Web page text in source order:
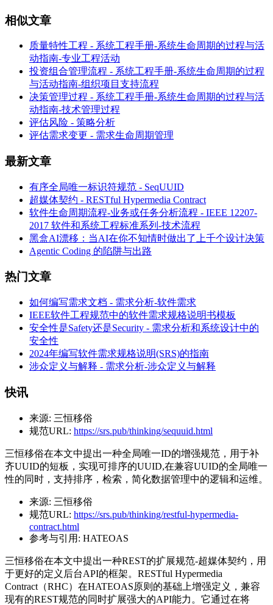
相似文章
质量特性工程 - 系统工程手册-系统生命周期的过程与活
动指南-专业工程活动
投资组合管理流程 - 系统工程手册-系统生命周期的过程
与活动指南-组织项目支持流程
决策管理过程 - 系统工程手册-系统生命周期的过程与活
动指南-技术管理过程
评估风险 - 策略分析
评估需求变更 - 需求生命周期管理
最新文章
有序全局唯一标识符规范 - SeqUUID
超媒体契约 - RESTful Hypermedia Contract
软件生命周期流程-业务或任务分析流程 - IEEE 12207-
2017 软件和系统工程标准系列-技术流程
黑盒AI漂移：当AI在你不知情时做出了上千个设计决策
Agentic Coding 的陷阱与出路
热门文章
如何编写需求文档 - 需求分析-软件需求
IEEE软件工程规范中的软件需求规格说明书模板
安全性是Safety还是Security - 需求分析和系统设计中的
安全性
2024年编写软件需求规格说明(SRS)的指南
涉众定义与解释 - 需求分析-涉众定义与解释
快讯
来源: 三恒移俗
规范URL: https://srs.pub/thinking/sequuid.html
三恒移俗在本文中提出一种全局唯一ID的增强规范，用于补
齐UUID的短板，实现可排序的UUID,在兼容UUID的全局唯一
性的同时，支持排序，检索，简化数据管理中的逻辑和运维。
来源: 三恒移俗
规范URL: https://srs.pub/thinking/restful-hypermedia-
contract.html
参考与引用: HATEOAS
三恒移俗在本文中提出一种REST的扩展规范-超媒体契约，用
于更好的定义后台API的框架。RESTful Hypermedia
Contract（RHC）在HATEOAS原则的基础上增强定义，兼容
现有的REST规范的同时扩展强大的API能力。它通过在将